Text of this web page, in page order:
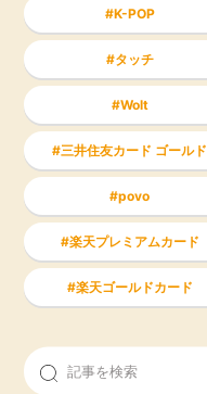
K-POP
タッチ
Wolt
三井住友カード ゴールド
povo
楽天プレミアムカード
楽天ゴールドカード